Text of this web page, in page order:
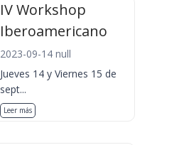
IV Workshop
Iberoamericano
2023-09-14 null
Jueves 14 y Viernes 15 de
sept...
Leer más